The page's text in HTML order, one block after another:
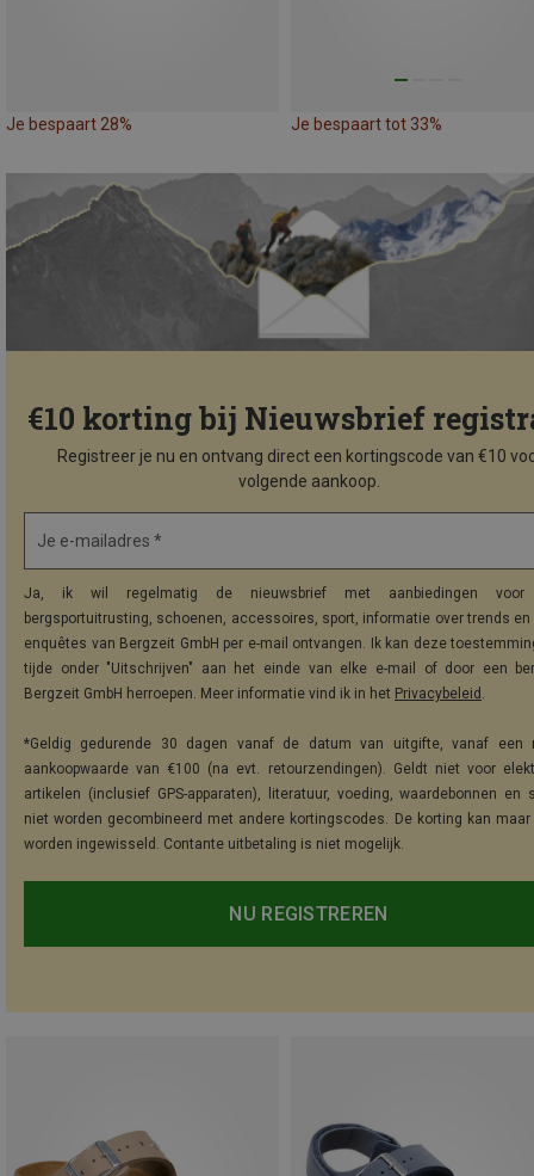
Je bespaart 28% Je bespaart tot 33%
€10 korting bij Nieuwsbrief
Registreer je nu en ontvang direct een kortingscode van €10
volgende aankoop.
Je e-mailadres *
Ja, ik wil regelmatig de nieuwsbrief met aanbiedingen voor
bergsportuitrusting, schoenen, accessoires, sport, informatie over trends
enquêtes van Bergzeit GmbH per e-mail ontvangen. Ik kan deze
tijde onder "Uitschrijven" aan het einde van elke e-mail of door een
Bergzeit GmbH herroepen. Meer informatie vind ik in het Privacybeleid .
*Geldig gedurende 30 dagen vanaf de datum van uitgifte, vanaf een
aankoopwaarde van €100 (na evt. retourzendingen). Geldt niet voor
artikelen (inclusief GPS-apparaten), literatuur, voeding, waardebonnen en
niet worden gecombineerd met andere kortingscodes. De korting kan maar
worden ingewisseld. Contante uitbetaling is niet mogelijk.
NU REGISTREREN